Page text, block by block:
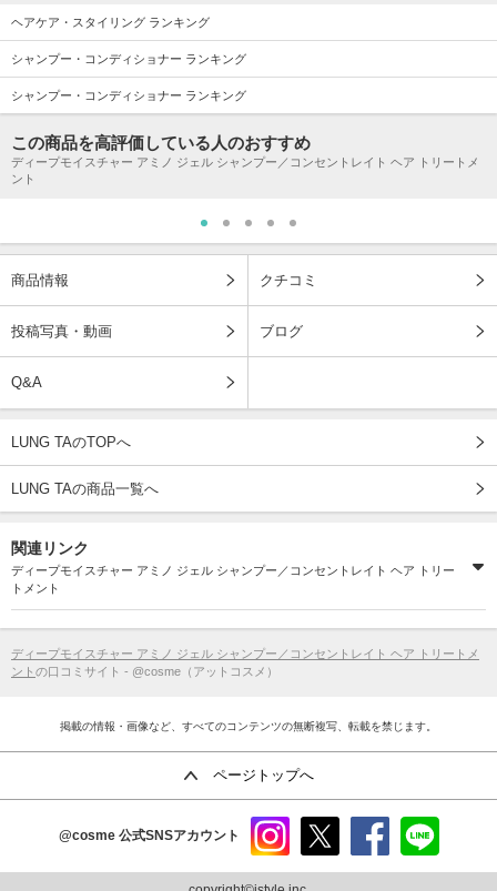
ヘアケア・スタイリング ランキング
シャンプー・コンディショナー ランキング
シャンプー・コンディショナー ランキング
この商品を高評価している人のおすすめ
ディープモイスチャー アミノ ジェル シャンプー／コンセントレイト ヘア トリートメ
ント
商品情報 クチコミ
投稿写真・動画 ブログ
Q&A
LUNG TAのTOPへ
LUNG TAの商品一覧へ
関連リンク
ディープモイスチャー アミノ ジェル シャンプー／コンセントレイト ヘア トリー
トメント
ディープモイスチャー アミノ ジェル シャンプー／コンセントレイト ヘア トリートメ
ント の口コミサイト - @cosme（アットコスメ）
掲載の情報・画像など、すべてのコンテンツの無断複写、転載を禁じます。
ページトップへ
@cosme 公式SNSアカウント
ram